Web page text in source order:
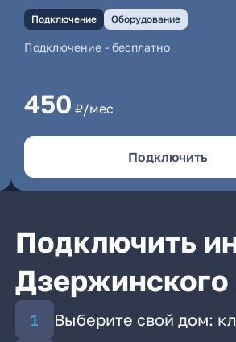
Подключение Оборудование
Подключение- бесплатно
450 ₽/мес
Подключить
Подключить
Выберите свой дом: